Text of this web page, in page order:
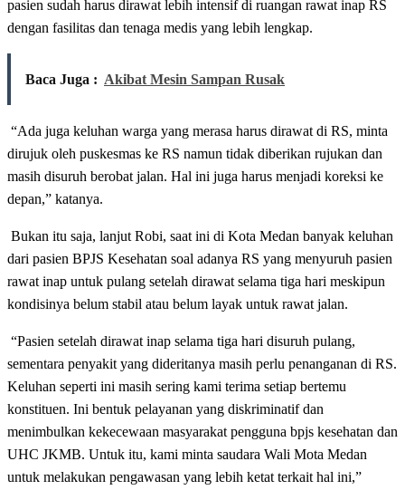
pasien sudah harus dirawat lebih intensif di ruangan rawat inap RS
dengan fasilitas dan tenaga medis yang lebih lengkap.
Baca Juga : Akibat Mesin Sampan Rusak
“Ada juga keluhan warga yang merasa harus dirawat di RS, minta
dirujuk oleh puskesmas ke RS namun tidak diberikan rujukan dan
masih disuruh berobat jalan. Hal ini juga harus menjadi koreksi ke
depan,” katanya.
Bukan itu saja, lanjut Robi, saat ini di Kota Medan banyak keluhan
dari pasien BPJS Kesehatan soal adanya RS yang menyuruh pasien
rawat inap untuk pulang setelah dirawat selama tiga hari meskipun
kondisinya belum stabil atau belum layak untuk rawat jalan.
“Pasien setelah dirawat inap selama tiga hari disuruh pulang,
sementara penyakit yang dideritanya masih perlu penanganan di RS.
Keluhan seperti ini masih sering kami terima setiap bertemu
konstituen. Ini bentuk pelayanan yang diskriminatif dan
menimbulkan kekecewaan masyarakat pengguna bpjs kesehatan dan
UHC JKMB. Untuk itu, kami minta saudara Wali Mota Medan
untuk melakukan pengawasan yang lebih ketat terkait hal ini,”